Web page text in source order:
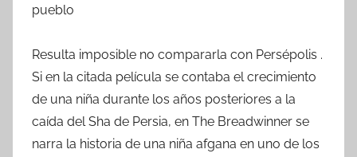
pueblo
Resulta imposible no compararla con Persépolis .
Si en la citada película se contaba el crecimiento
de una niña durante los años posteriores a la
caída del Sha de Persia, en The Breadwinner se
narra la historia de una niña afgana en uno de los